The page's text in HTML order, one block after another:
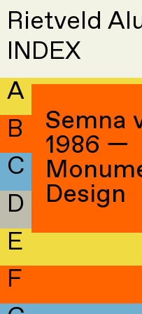
Rietveld
INDEX
A
B
C
D
E
F
Semna
1986 —
Design